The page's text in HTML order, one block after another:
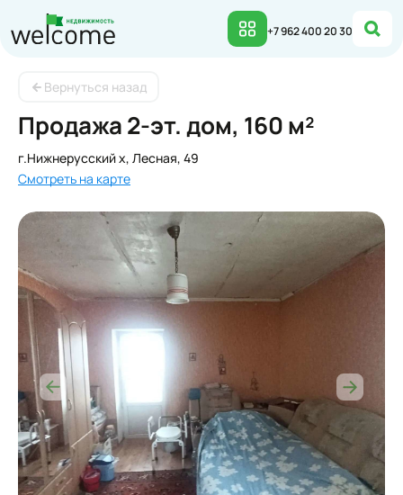
Продажа 2-эт. дом, 160 м² в Нижнерусский х |
+7 962 400 20 30
Вернуться назад
Продажа 2-эт. дом, 160 м²
г.Нижнерусский х, Лесная, 49
Смотреть на карте